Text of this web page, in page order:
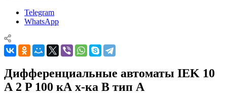
Telegram
WhatsApp
Дифференциальные автоматы IEK 10
А 2 P 100 кА х-ка B тип A